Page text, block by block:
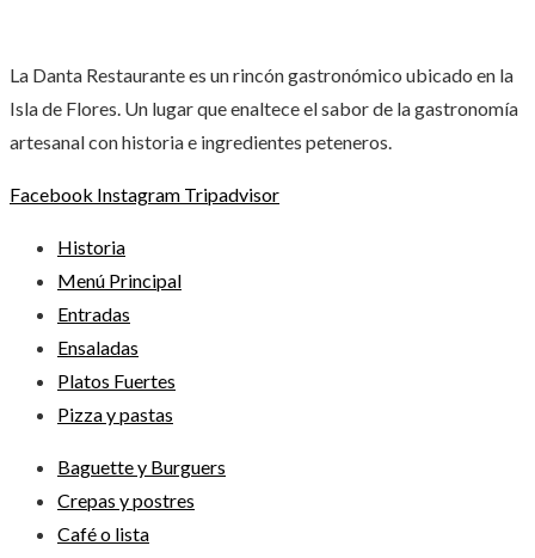
La Danta Restaurante es un rincón gastronómico ubicado en la
Isla de Flores. Un lugar que enaltece el sabor de la gastronomía
artesanal con historia e ingredientes peteneros.
Facebook Instagram Tripadvisor
Historia
Menú Principal
Entradas
Ensaladas
Platos Fuertes
Pizza y pastas
Baguette y Burguers
Crepas y postres
Café o lista